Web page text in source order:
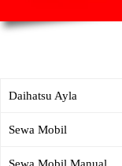
Daihatsu Ayla
Sewa Mobil